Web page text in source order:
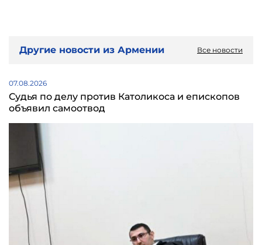
Другие новости из Армении Все новости
07.08.2026
Судья по делу против Католикоса и епископов
объявил самоотвод